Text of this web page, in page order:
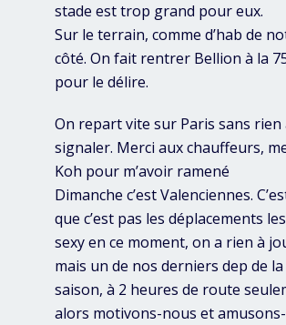
stade est trop grand pour eux.
Sur le terrain, comme d’hab de
côté. On fait rentrer Bellion à la
pour le délire.
On repart vite sur Paris sans rien
signaler. Merci aux chauffeurs,
Koh pour m’avoir ramené
Dimanche c’est Valenciennes.
que c’est pas les déplacements
sexy en ce moment, on a rien à
mais un de nos derniers dep de la
saison, à 2 heures de route
alors motivons-nous et